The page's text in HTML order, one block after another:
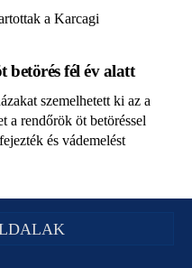
a Karcagi
betörés fél év alatt
szemelhetett ki az a
a rendőrök öt betöréssel
és vádemelést